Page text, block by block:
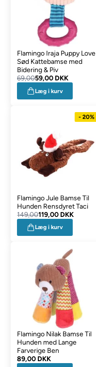
Flamingo Iraja Puppy Love
Sød Kattebamse med
Bidering & Piv
69,0059,00 DKK
Læg i kurv
- 20%
Flamingo Jule Bamse Til
Hunden Rensdyret Taci
149,00119,00 DKK
Læg i kurv
Flamingo Nilak Bamse Til
Hunden med Lange
Farverige Ben
89,00 DKK